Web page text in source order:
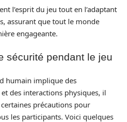
l’esprit du jeu tout en l’adaptant
assurant que tout le monde
engageante.
sécurité pendant le jeu
humain implique des
des interactions physiques, il
précautions pour
les participants. Voici quelques